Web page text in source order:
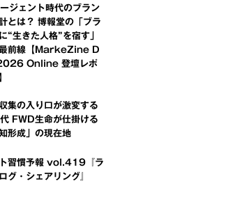
ジェント時代のブラン
計とは？ 博報堂の「ブラ
“生きた人格”を宿す」
前線【MarkeZine D
Online 登壇レポ
集の入り口が激変する
FWD生命が仕掛ける
知形成」の現在地
ト習慣予報 vol.419『ラ
グ・シェアリング』